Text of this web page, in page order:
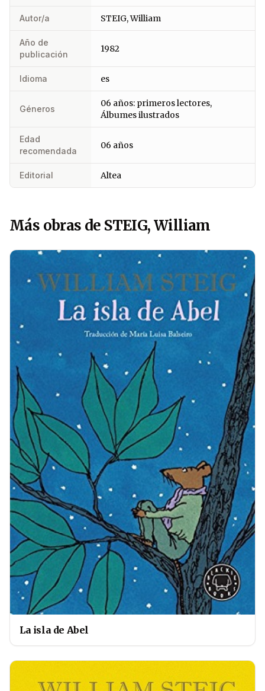
Autor/a STEIG, William
Año de
publicación
1982
Idioma es
Géneros
06 años: primeros lectores,
Álbumes ilustrados
Edad
recomendada
06 años
Editorial Altea
Más obras de STEIG, William
La isla de Abel